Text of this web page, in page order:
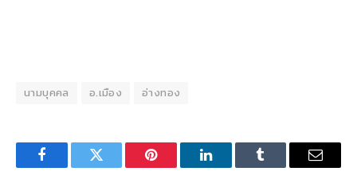
นามบุคคล อ.เมือง อ่างทอง
FacebookTwitter Pinterest LinkedInTumblr Email